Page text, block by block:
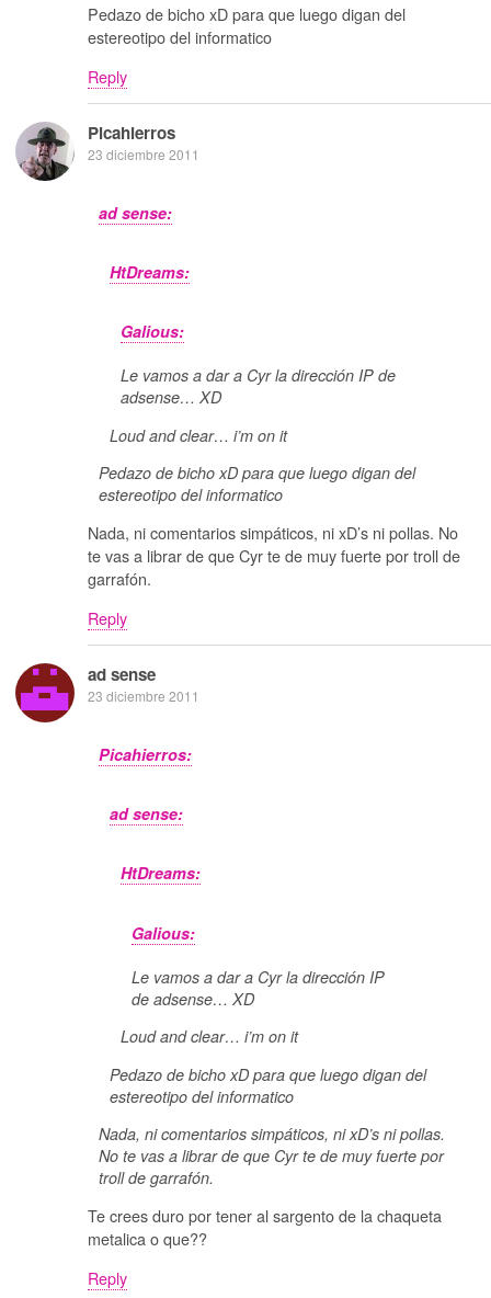
Pedazo de bicho xD para que luego digan del
estereotipo del informatico
Reply
Picahierros
23 diciembre 2011
ad sense:
HtDreams:
Galious:
Le vamos a dar a Cyr la dirección IP de
adsense… XD
Loud and clear… i’m on it
Pedazo de bicho xD para que luego digan del
estereotipo del informatico
Nada, ni comentarios simpáticos, ni xD’s ni pollas. No
te vas a librar de que Cyr te de muy fuerte por troll de
garrafón.
Reply
ad sense
23 diciembre 2011
Picahierros:
ad sense:
HtDreams:
Galious:
Le vamos a dar a Cyr la dirección IP
de adsense… XD
Loud and clear… i’m on it
Pedazo de bicho xD para que luego digan del
estereotipo del informatico
Nada, ni comentarios simpáticos, ni xD’s ni pollas.
No te vas a librar de que Cyr te de muy fuerte por
troll de garrafón.
Te crees duro por tener al sargento de la chaqueta
metalica o que??
Reply